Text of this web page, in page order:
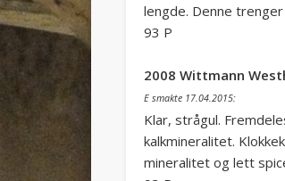
lengde. Denne
93 P
2008 Wittmann
E smakte 17.04.2015:
Klar, strågul.
kalkmineralitet.
mineralitet og lett